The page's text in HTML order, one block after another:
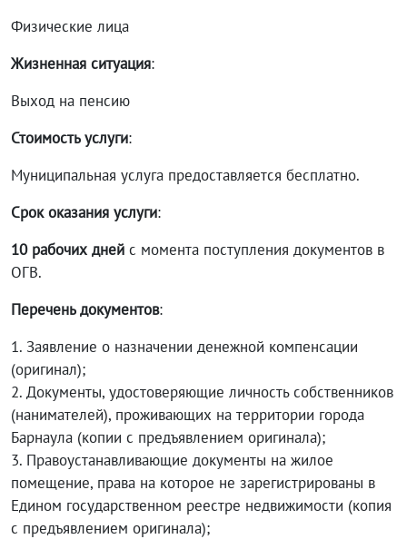
Физические лица
Жизненная ситуация:
Выход на пенсию
Стоимость услуги:
Муниципальная услуга предоставляется бесплатно.
Срок оказания услуги:
10 рабочих дней с момента поступления документов в
ОГВ.
Перечень документов:
1. Заявление о назначении денежной компенсации
(оригинал);
2. Документы, удостоверяющие личность собственников
(нанимателей), проживающих на территории города
Барнаула (копии с предъявлением оригинала);
3. Правоустанавливающие документы на жилое
помещение, права на которое не зарегистрированы в
Едином государственном реестре недвижимости (копия
с предъявлением оригинала);